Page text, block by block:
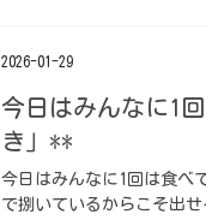
2026-01-29
今日はみんなに1
き」**
今日はみんなに1回は食
で捌いているからこそ出